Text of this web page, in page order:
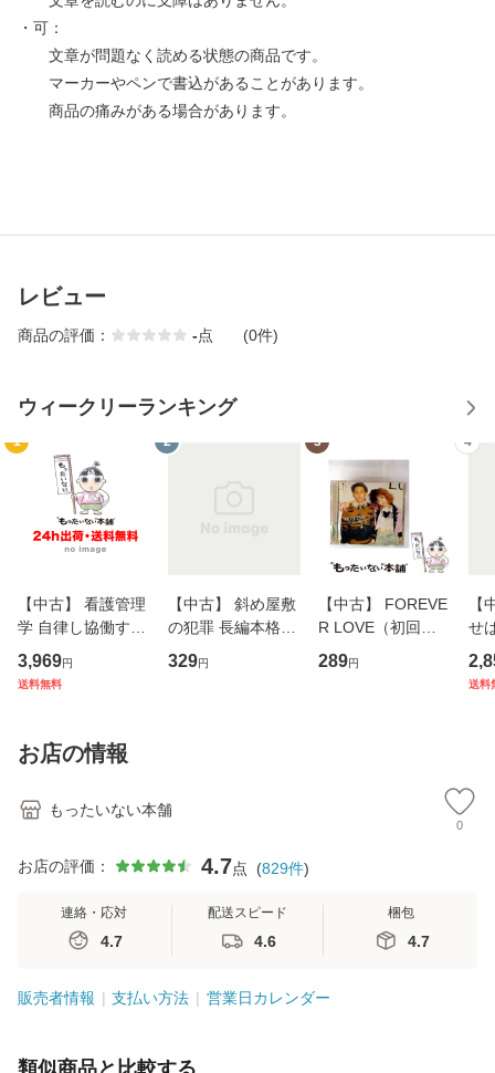
・可：
文章が問題なく読める状態の商品です。
マーカーやペンで書込があることがあります。
商品の痛みがある場合があります。
レビュー
商品の評価： -点 (0件)
ウィークリーランキング
1
【中古】 看護管理
学 自律し協働する
専門職の看護マネ
ジメントスキル 改
恵 藤本幸三 / 南江
堂 [単行
3,969円
送料無料
2
【中古】 斜め屋敷
の犯罪 長編本格推
理小説 (光文社文
庫) / 島田荘司 / 光
329円
3
【中古】 FOREVE
R LOVE（初回生
産限定盤） / 清水
翔太×加藤ミリヤ /
289円
4
【
せ
タ
送料
お店の情報
もったいない本舗
0
お店の評価： 4.7点 (829件)
連絡・応対
4.7
配送スピード
4.6
梱包
4.7
販売者情報 支払い方法 営業日カレンダー
類似商品と比較する